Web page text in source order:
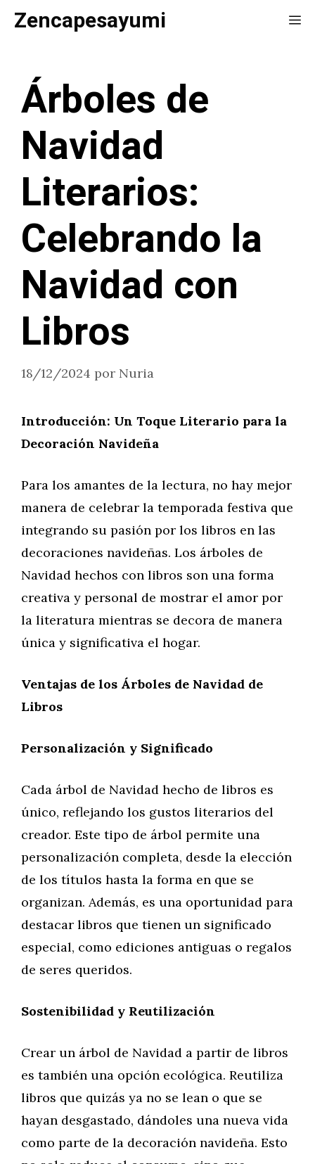
SaltarZencapesayumi
Árboles de
Navidad
Literarios:
Celebrando la
Navidad con
Libros
18/12/2024 por Nuria
Introducción: Un Toque Literario para la
Decoración Navideña
Para los amantes de la lectura, no hay mejor
manera de celebrar la temporada festiva que
integrando su pasión por los libros en las
decoraciones navideñas. Los árboles de
Navidad hechos con libros son una forma
creativa y personal de mostrar el amor por
la literatura mientras se decora de manera
única y significativa el hogar.
Ventajas de los Árboles de Navidad de
Libros
Personalización y Significado
Cada árbol de Navidad hecho de libros es
único, reflejando los gustos literarios del
creador. Este tipo de árbol permite una
personalización completa, desde la elección
de los títulos hasta la forma en que se
organizan. Además, es una oportunidad para
destacar libros que tienen un significado
especial, como ediciones antiguas o regalos
de seres queridos.
Sostenibilidad y Reutilización
Crear un árbol de Navidad a partir de libros
es también una opción ecológica. Reutiliza
libros que quizás ya no se lean o que se
hayan desgastado, dándoles una nueva vida
como parte de la decoración navideña. Esto